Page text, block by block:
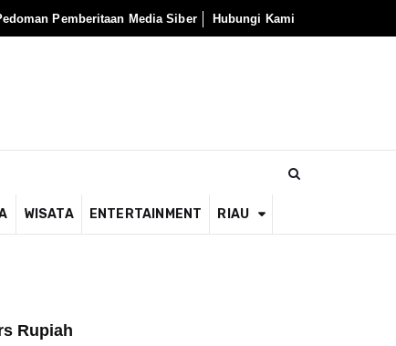
Pemberitaan Media Siber Hubungi Kami
WISATA ENTERTAINMENT RIAU
Rupiah